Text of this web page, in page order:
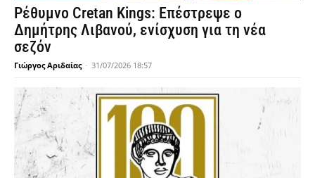
Ρέθυμνο Cretan Kings: Επέστρεψε ο
Δημήτρης Λιβανού, ενίσχυση για τη νέα
σεζόν
Γιώργος Αριδαίας - 31/07/2026 18:57